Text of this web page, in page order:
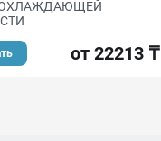
от 22213 ₸